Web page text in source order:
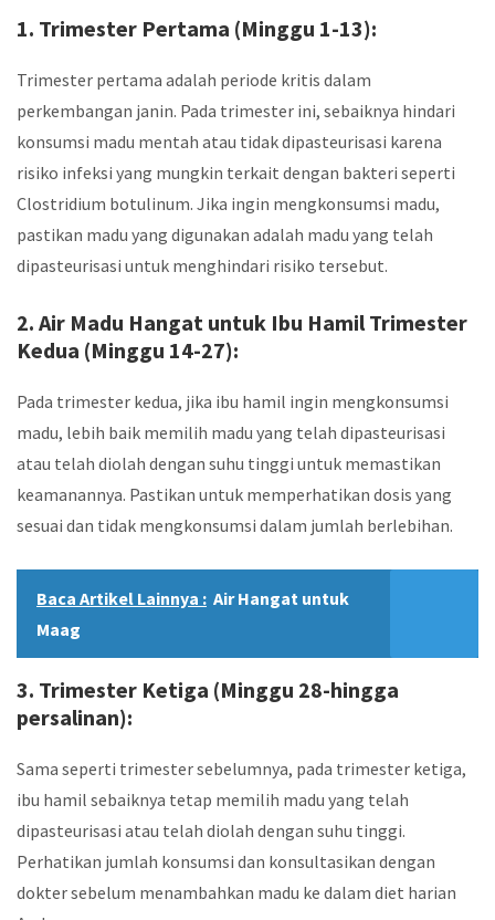
1. Trimester Pertama (Minggu 1-13):
Trimester pertama adalah periode kritis dalam
perkembangan janin. Pada trimester ini, sebaiknya hindari
konsumsi madu mentah atau tidak dipasteurisasi karena
risiko infeksi yang mungkin terkait dengan bakteri seperti
Clostridium botulinum. Jika ingin mengkonsumsi madu,
pastikan madu yang digunakan adalah madu yang telah
dipasteurisasi untuk menghindari risiko tersebut.
2. Air Madu Hangat untuk Ibu HamilTrimester
Kedua (Minggu 14-27):
Pada trimester kedua, jika ibu hamil ingin mengkonsumsi
madu, lebih baik memilih madu yang telah dipasteurisasi
atau telah diolah dengan suhu tinggi untuk memastikan
keamanannya. Pastikan untuk memperhatikan dosis yang
sesuai dan tidak mengkonsumsi dalam jumlah berlebihan.
Baca Artikel Lainnya : Air Hangat untuk
Maag
3. Trimester Ketiga (Minggu 28-hingga
persalinan):
Sama seperti trimester sebelumnya, pada trimester ketiga,
ibu hamil sebaiknya tetap memilih madu yang telah
dipasteurisasi atau telah diolah dengan suhu tinggi.
Perhatikan jumlah konsumsi dan konsultasikan dengan
dokter sebelum menambahkan madu ke dalam diet harian